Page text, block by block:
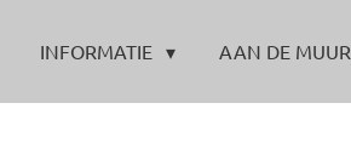
INFORMATIE AAN DE MUUR